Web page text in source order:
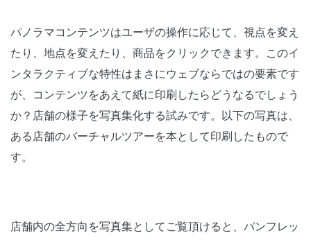
パノラマコンテンツはユーザの操作に応じて、視点を変え
たり、地点を変えたり、商品をクリックできます。このイ
ンタラクティブな特性はまさにウェブならではの要素です
が、コンテンツをあえて紙に印刷したらどうなるでしょう
か？店舗の様子を写真集化する試みです。以下の写真は、
ある店舗のバーチャルツアーを本として印刷したもので
す。
店舗内の全方向を写真集としてご覧頂けると、パンフレッ